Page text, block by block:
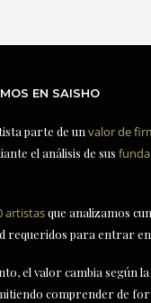
EN SAISHO
parte de un valor de
el análisis de sus
artistasque analizamos
requeridos para entrar en
el valor cambia según la
comprender de